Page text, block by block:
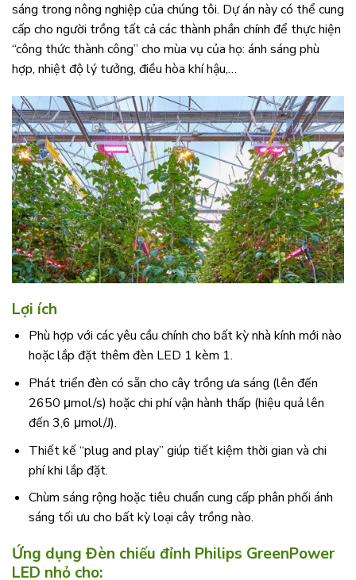
sáng trong nông nghiệp của chúng tôi. Dự án này có thể cung
cấp cho người trồng tất cả các thành phần chính để thực hiện
“công thức thành công” cho mùa vụ của họ: ánh sáng phù
hợp, nhiệt độ lý tưởng, điều hòa khí hậu,…
Lợi ích
Phù hợp với các yêu cầu chính cho bất kỳ nhà kính mới nào
hoặc lắp đặt thêm đèn LED 1 kèm 1.
Phát triển đèn có sẵn cho cây trồng ưa sáng (lên đến
2650 μmol/s) hoặc chi phí vận hành thấp (hiệu quả lên
đến 3,6 μmol/J).
Thiết kế “plug and play” giúp tiết kiệm thời gian và chi
phí khi lắp đặt.
Chùm sáng rộng hoặc tiêu chuẩn cung cấp phân phối ánh
sáng tối ưu cho bất kỳ loại cây trồng nào.
Ứng dụng Đèn chiếu đỉnh Philips GreenPower
LED nhỏ cho: